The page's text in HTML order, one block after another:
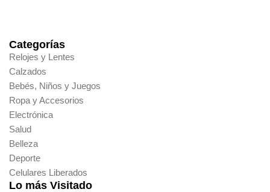
Categorías
Relojes y Lentes
Calzados
Bebés, Niños y Juegos
Ropa y Accesorios
Electrónica
Salud
Belleza
Deporte
Celulares Liberados
Lo más Visitado